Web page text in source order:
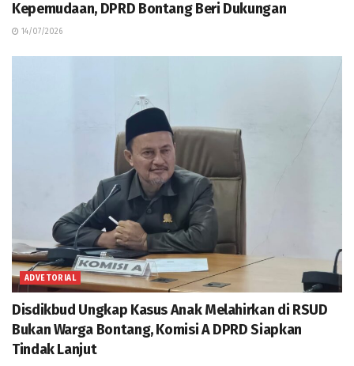
Kepemudaan, DPRD Bontang Beri Dukungan
14/07/2026
ADVETORIAL
Disdikbud Ungkap Kasus Anak Melahirkan di RSUD
Bukan Warga Bontang, Komisi A DPRD Siapkan
Tindak Lanjut